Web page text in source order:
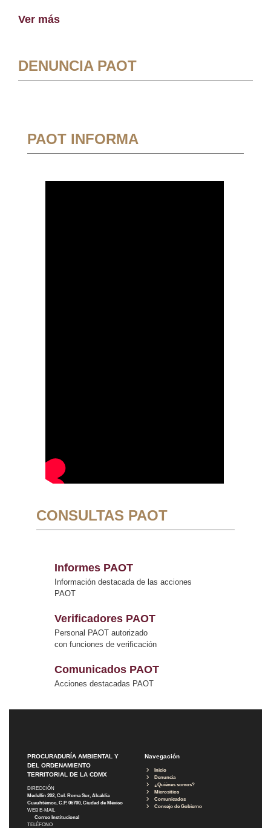
Ver más
DENUNCIA PAOT
PAOT INFORMA
CONSULTAS PAOT
Informes PAOT
Información destacada de las acciones
PAOT
Verificadores PAOT
Personal PAOT autorizado
con funciones de verificación
Comunicados PAOT
Acciones destacadas PAOT
PROCURADURÍA AMBIENTAL Y
DEL ORDENAMIENTO
TERRITORIAL DE LA CDMX
DIRECCIÓN
Medellín 202, Col. Roma Sur, Alcaldía
Cuauhtémoc, C.P. 06700, Ciudad de México
WEB E-MAIL
Correo Institucional
TELÉFONO
Navegación
Inicio
Denuncia
¿Quiénes somos?
Micrositios
Comunicados
Consejo de Gobierno